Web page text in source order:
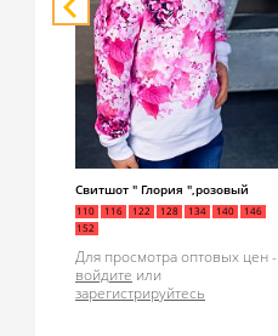
Свитшот " Глория ",розовый
110 116 122 128 134 140
146
152
Для просмотра оптовых цен -
войдите или
зарегистрируйтесь